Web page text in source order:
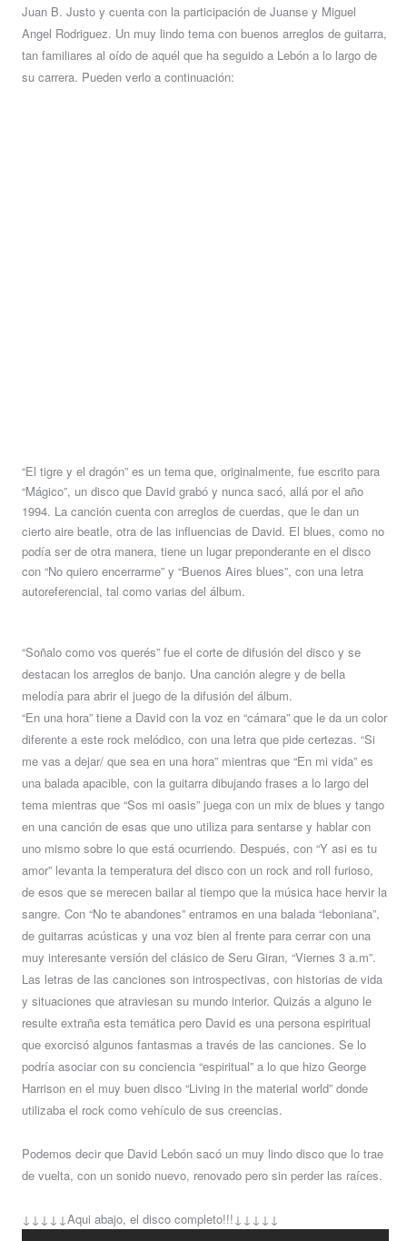
Juan B. Justo y cuenta con la participación de Juanse y Miguel
Angel Rodriguez. Un muy lindo tema con buenos arreglos de guitarra,
tan familiares al oído de aquél que ha seguido a Lebón a lo largo de
su carrera. Pueden verlo a continuación:
“El tigre y el dragón” es un tema que, originalmente, fue escrito para
“Mágico”, un disco que David grabó y nunca sacó, allá por el año
1994. La canción cuenta con arreglos de cuerdas, que le dan un
cierto aire beatle, otra de las influencias de David. El blues, como no
podía ser de otra manera, tiene un lugar preponderante en el disco
con “No quiero encerrarme” y “Buenos Aires blues”, con una letra
autoreferencial, tal como varias del álbum.
“Soñalo como vos querés” fue el corte de difusión del disco y se
destacan los arreglos de banjo. Una canción alegre y de bella
melodía para abrir el juego de la difusión del álbum.
“En una hora” tiene a David con la voz en “cámara” que le da un color
diferente a este rock melódico, con una letra que pide certezas. “Si
me vas a dejar/ que sea en una hora” mientras que “En mi vida” es
una balada apacible, con la guitarra dibujando frases a lo largo del
tema mientras que “Sos mi oasis” juega con un mix de blues y tango
en una canción de esas que uno utiliza para sentarse y hablar con
uno mismo sobre lo que está ocurriendo. Después, con “Y asi es tu
amor” levanta la temperatura del disco con un rock and roll furioso,
de esos que se merecen bailar al tiempo que la música hace hervir la
sangre. Con “No te abandones” entramos en una balada “leboniana”,
de guitarras acústicas y una voz bien al frente para cerrar con una
muy interesante versión del clásico de Seru Giran, “Viernes 3 a.m”.
Las letras de las canciones son introspectivas, con historias de vida
y situaciones que atraviesan su mundo interior. Quizás a alguno le
resulte extraña esta temática pero David es una persona espiritual
que exorcisó algunos fantasmas a través de las canciones. Se lo
podría asociar con su conciencia “espiritual” a lo que hizo George
Harrison en el muy buen disco “Living in the material world” donde
utilizaba el rock como vehículo de sus creencias.
Podemos decir que David Lebón sacó un muy lindo disco que lo trae
de vuelta, con un sonido nuevo, renovado pero sin perder las raíces.
↓↓↓↓↓Aqui abajo, el disco completo!!!↓↓↓↓↓